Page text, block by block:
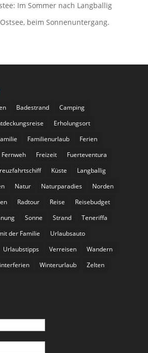
Im Sommer nach Langballig
Badestrand
Camping
Erholungsort
Familienurlaub
Ferien
Fernweh Freizeit
Fuerteventura
Küste
Langballig
Natur Naturparadies
Norden
Radtour Reise
Reisebudget
Sonne Strand
Teneriffa
der Familie
Urlaubsauto
Urlaubstipps Verreisen
Wandern
Winterurlaub Zelten